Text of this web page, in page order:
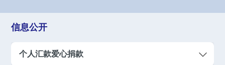
信息公开
个人汇款爱心捐款